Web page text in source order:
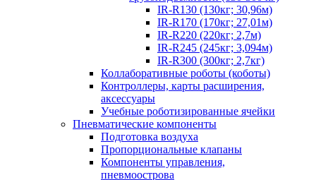
IR-R130 (130кг; 30,96м)
IR-R170 (170кг; 27,01м)
IR-R220 (220кг; 2,7м)
IR-R245 (245кг; 3,094м)
IR-R300 (300кг; 2,7кг)
Коллаборативные роботы (коботы)
Контроллеры, карты расширения,
аксессуары
Учебные роботизированные ячейки
Пневматические компоненты
Подготовка воздуха
Пропорциональные клапаны
Компоненты управления,
пневмоострова